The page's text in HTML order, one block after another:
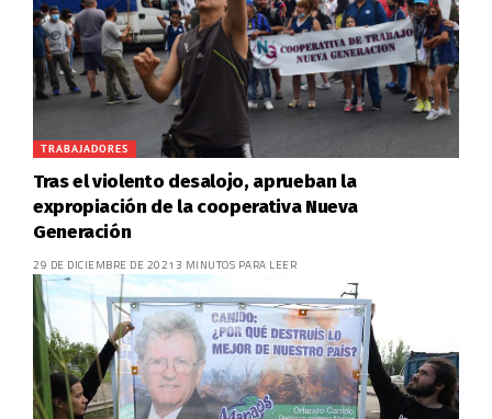
TRABAJADORES
Tras el violento desalojo, aprueban la
expropiación de la cooperativa Nueva
Generación
29 DE DICIEMBRE DE 2021 3 MINUTOS PARA LEER